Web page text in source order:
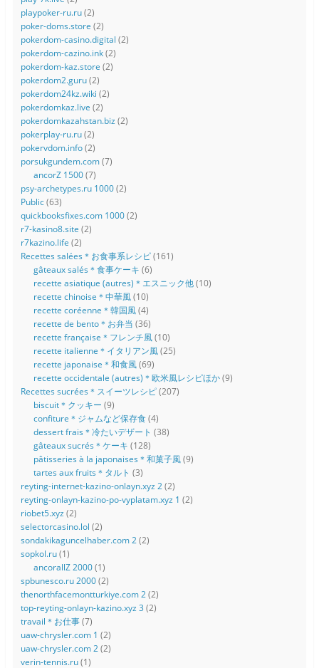
playpoker-ru.ru(2)
poker-doms.store (2)
pokerdom-casino.digital (2)
pokerdom-cazino.ink(2)
pokerdom-kaz.store (2)
pokerdom2.guru(2)
pokerdom24kz.wiki (2)
pokerdomkaz.live (2)
pokerdomkazahstan.biz (2)
pokerplay-ru.ru(2)
pokervdom.info(2)
porsukgundem.com(7)
ancorZ 1500(7)
psy-archetypes.ru 1000(2)
Public(63)
quickbooksfixes.com 1000(2)
r7-kasino8.site (2)
r7kazino.life (2)
Recettes salées＊お食事系レシピ(161)
gâteaux salés＊食事ケーキ (6)
recette asiatique (autres)＊エスニック他(10)
recette chinoise＊中華風(10)
recette coréenne＊韓国風(4)
recette de bento＊お弁当 (36)
recette française＊フレンチ風(10)
recette italienne＊イタリアン風(25)
recette japonaise＊和食風(69)
recette occidentale (autres)＊欧米風レシピほか(9)
Recettes sucrées＊スイーツレシピ(207)
biscuit＊クッキー (9)
confiture＊ジャムなど保存食(4)
dessert frais＊冷たいデザート (38)
gâteaux sucrés＊ケーキ (128)
pâtisseries à la japonaises＊和菓子風(9)
tartes aux fruits＊タルト (3)
reyting-internet-kazino-onlayn.xyz 2(2)
reyting-onlayn-kazino-po-vyplatam.xyz 1 (2)
riobet5.xyz (2)
selectorcasino.lol (2)
sondakikaguncelhaber.com 2(2)
sopkol.ru(1)
ancorallZ 2000(1)
spbunesco.ru 2000(2)
thenorthfacemontturkiye.com 2(2)
top-reyting-onlayn-kazino.xyz 3 (2)
travail＊お仕事(7)
uaw-chrysler.com 1 (2)
uaw-chrysler.com 2(2)
verin-tennis.ru(1)